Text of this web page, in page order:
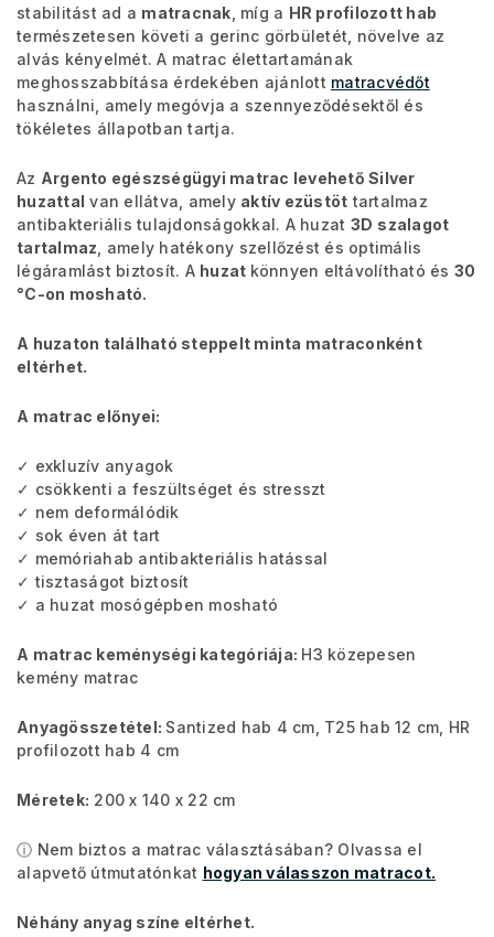
stabilitást ad a matracnak , míg a HR profilozott hab
természetesen követi a gerinc görbületét, növelve az
alvás kényelmét. A matrac élettartamának
meghosszabbítása érdekében ajánlott matracvédőt
használni, amely megóvja a szennyeződésektől és
tökéletes állapotban tartja.
Az Argento egészségügyi matrac levehető Silver
huzattal van ellátva, amely aktív ezüstöt tartalmaz
antibakteriális tulajdonságokkal. A huzat 3D szalagot
tartalmaz , amely hatékony szellőzést és optimális
légáramlást biztosít. A huzat könnyen eltávolítható és 30
°C-on mosható.
A huzaton található steppelt minta matraconként
eltérhet.
A matrac előnyei:
✓ exkluzív anyagok
✓ csökkenti a feszültséget és stresszt
✓ nem deformálódik
✓ sok éven át tart
✓ memóriahab antibakteriális hatással
✓ tisztaságot biztosít
✓ a huzat mosógépben mosható
A matrac keménységi kategóriája: H3 közepesen
kemény matrac
Anyagösszetétel: Santized hab 4 cm, T25 hab 12 cm, HR
profilozott hab 4 cm
Méretek: 200 x 140 x 22 cm
ⓘ Nem biztos a matrac választásában? Olvassa el
alapvető útmutatónkat hogyan válasszon matracot.
Néhány anyag színe eltérhet.